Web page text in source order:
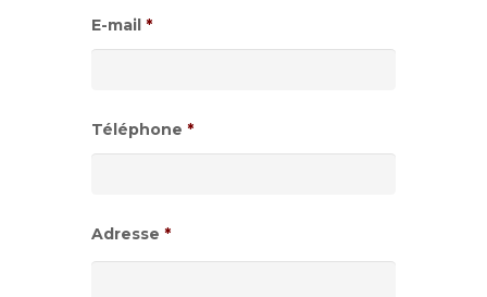
de
date
MM
E-mail *
Téléphone *
Adresse *